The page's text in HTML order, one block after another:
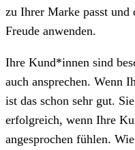
zu Ihrer Marke passt
Freude anwenden.
Ihre Kund*innen sind
auch ansprechen. Wenn
ist das schon sehr gut.
erfolgreich, wenn Ihre
angesprochen fühlen.